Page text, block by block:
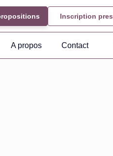
Inscription
A propos Contact